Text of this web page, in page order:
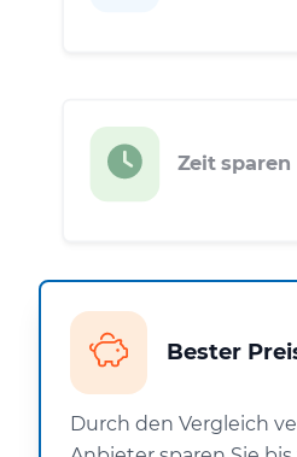
Zeit sparen
Bester
Durch den Vergleich